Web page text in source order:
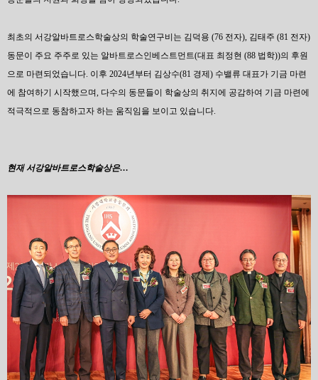
최초의 서강알바트로스학술상의 학술연구비는 김덕용 (76 전자), 김태주 (81 전자)
동문이 주요 주주로 있는 알바트로스인베스트먼트(대표 최정현 (88 법학))의 후원
으로 마련되었습니다. 이후 2024년부터 김상수(81 경제) 수밸류 대표가 기금 마련
에 참여하기 시작했으며, 다수의 동문들이 학술상의 취지에 공감하여 기금 마련에
적극적으로 동참하고자 하는 움직임을 보이고 있습니다.
현재 서강알바트로스학술상은…